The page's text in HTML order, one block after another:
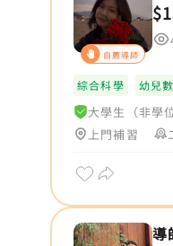
自薦導師
綜合科學 幼兒
大學生（非學位
上門補習
導